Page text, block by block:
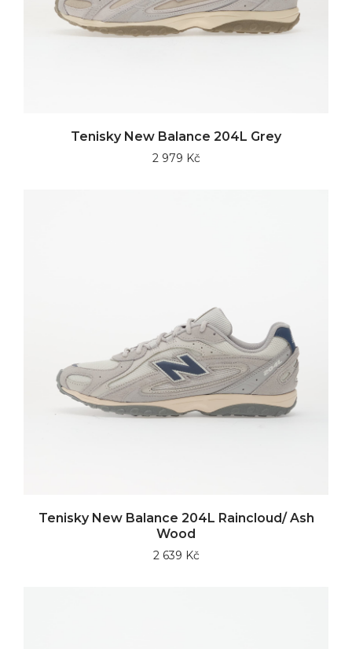
Tenisky New Balance 204L Grey
2 979 Kč
Tenisky New Balance 204L Raincloud/ Ash
Wood
2 639 Kč